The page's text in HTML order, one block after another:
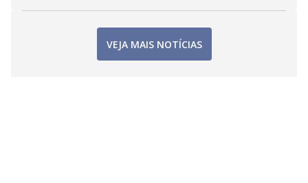
VEJA MAIS NOTÍCIAS